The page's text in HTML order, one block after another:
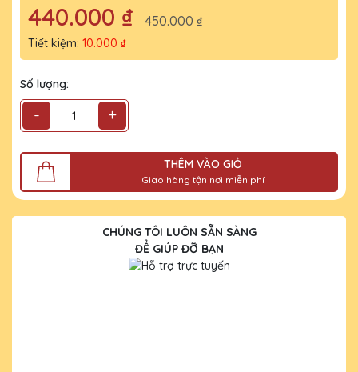
440.000 ₫ 450.000 ₫
Tiết kiệm: 10.000 ₫
Số lượng:
- +
THÊM VÀO GIỎ
Giao hàng tận nơi miễn phí
CHÚNG TÔI LUÔN SẴN SÀNG
ĐỂ GIÚP ĐỠ BẠN